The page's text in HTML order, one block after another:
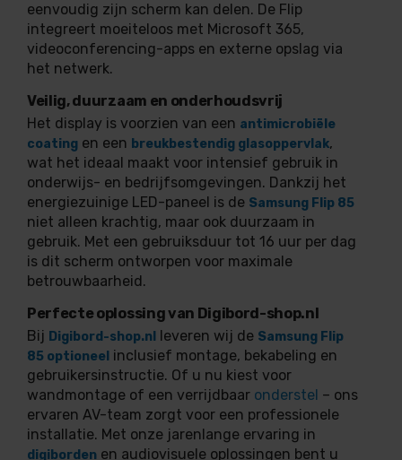
eenvoudig zijn scherm kan delen. De Flip
integreert moeiteloos met Microsoft 365,
videoconferencing-apps en externe opslag via
het netwerk.
Veilig, duurzaam en onderhoudsvrij
Het display is voorzien van een antimicrobiële
coating en een breukbestendig glasoppervlak,
wat het ideaal maakt voor intensief gebruik in
onderwijs- en bedrijfsomgevingen. Dankzij het
energiezuinige LED-paneel is de Samsung Flip 85
niet alleen krachtig, maar ook duurzaam in
gebruik. Met een gebruiksduur tot 16 uur per dag
is dit scherm ontworpen voor maximale
betrouwbaarheid.
Perfecte oplossing van Digibord-shop.nl
Bij Digibord-shop.nl leveren wij de Samsung Flip
85 optioneel inclusief montage, bekabeling en
gebruikersinstructie. Of u nu kiest voor
wandmontage of een verrijdbaar onderstel – ons
ervaren AV-team zorgt voor een professionele
installatie. Met onze jarenlange ervaring in
digiborden en audiovisuele oplossingen bent u